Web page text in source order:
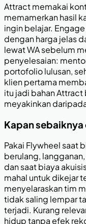
Attract memakai
memamerkan hasil
ingin belajar.
dengan harga jelas
lewat WA sebelum
penyelesaian:
portofolio lulusan,
klien pertama
itu jadi bahan
meyakinkan
Kapan
Pakai Flywheel saat
berulang,
dan saat biaya
mahal untuk dikejar
menyelaraskan tim
tidak saling lempar
terjadi. Kurang
hidup tanpa efek